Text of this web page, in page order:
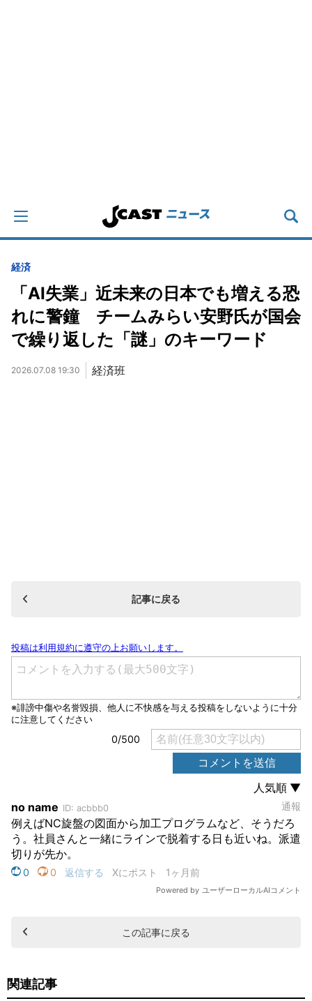
経済
「AI失業」近未来の日本でも増える恐
れに警鐘 チームみらい安野氏が国会
で繰り返した「謎」のキーワード
2026.07.08 19:30 経済班
記事に戻る
この記事に戻る
関連記事